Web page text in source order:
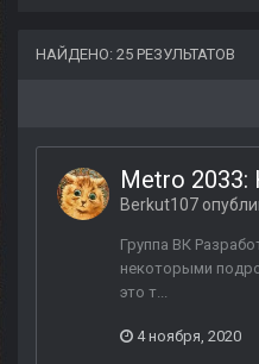
НАЙДЕНО: 25 РЕЗУЛЬТАТОВ
Metro 2033:
Berkut107
Группа ВК
некоторыми
это т...
4 ноября, 2020